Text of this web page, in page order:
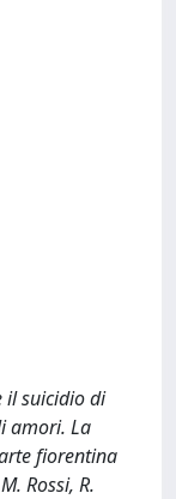
il suicidio di
amori. La
fiorentina
Rossi, R.